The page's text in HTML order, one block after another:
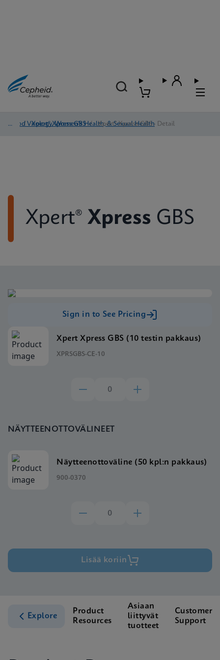
Blood Virology, Women's Health, & Sexual Health
/ Xpert® Xpress GBS / Xpert® Xpress GBS - Detail
Xpert® Xpress GBS
Sign in to See Pricing
Xpert Xpress GBS (10 testin pakkaus)
XPRSGBS-CE-10
NÄYTTEENOTTOVÄLINEET
Näytteenottoväline (50 kpl:n pakkaus)
900-0370
Lisää koriin
Explore
Product
Resources
Asiaan
liittyvät
tuotteet
Customer
Support